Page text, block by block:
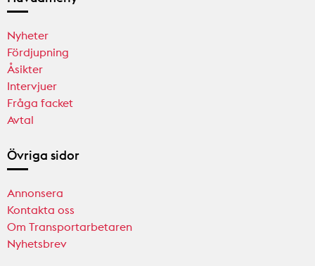
Nyheter
Fördjupning
Åsikter
Intervjuer
Fråga facket
Avtal
Övriga sidor
Annonsera
Kontakta oss
Om Transportarbetaren
Nyhetsbrev